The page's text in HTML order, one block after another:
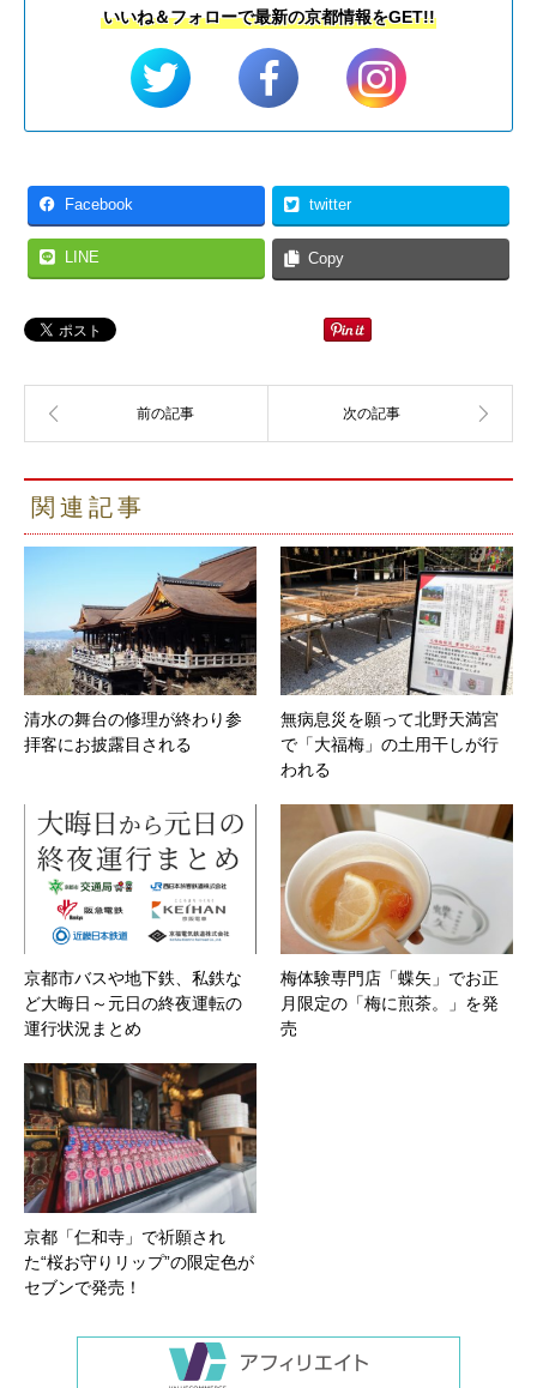
いいね＆フォローで最新の京都情報をGET!!
Facebook twitter
LINE Copy
関連記事
清水の舞台の修理が終わり参
拝客にお披露目される
無病息災を願って北野天満宮
で「大福梅」の土用干しが行
われる
京都市バスや地下鉄、私鉄な
ど大晦日～元日の終夜運転の
運行状況まとめ
梅体験専門店「蝶矢」でお正
月限定の「梅に煎茶。」を発
売
京都「仁和寺」で祈願され
た“桜お守りリップ”の限定色が
セブンで発売！